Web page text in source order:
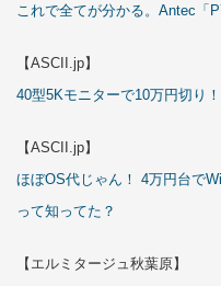
これで全てが分かる。Antec「
【ASCII.jp】
40型5Kモニターで10万円切り
【ASCII.jp】
ほぼOS代じゃん！ 4万円台で
って知ってた？
【エルミタージュ秋葉原】